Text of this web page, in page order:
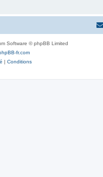
Software © phpBB Limited
fr.com
| Conditions